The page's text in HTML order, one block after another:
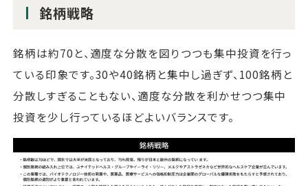
銘柄戦略
銘柄は約70と、適度な分散を図りつつも集中投資を行っ
ている印象です。30や40銘柄と集中し過ぎず、100銘柄と
分散しすぎることもない、適度な分散を利かせつつ集中
投資を少し行っているほどよいバランスです。